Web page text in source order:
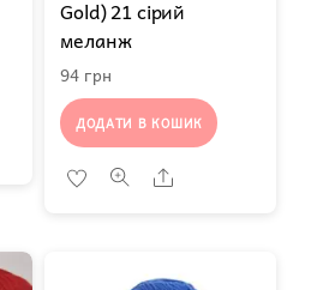
Gold) 21 сірий
меланж
94 грн
ДОДАТИ В КОШИК
Share